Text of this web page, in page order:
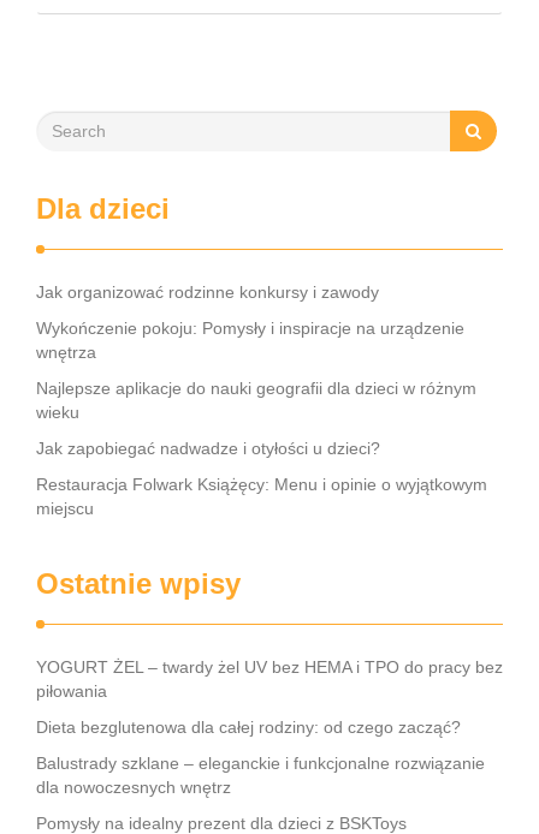
strefy, Loopy’s World zaspokaja różnorodne potrzeby dzieci,
Dla dzieci
Jak organizować rodzinne konkursy i zawody
Wykończenie pokoju: Pomysły i inspiracje na urządzenie
wnętrza
Najlepsze aplikacje do nauki geografii dla dzieci w różnym
wieku
Jak zapobiegać nadwadze i otyłości u dzieci?
Restauracja Folwark Książęcy: Menu i opinie o wyjątkowym
miejscu
Ostatnie wpisy
YOGURT ŻEL – twardy żel UV bez HEMA i TPO do pracy bez
piłowania
Dieta bezglutenowa dla całej rodziny: od czego zacząć?
Balustrady szklane – eleganckie i funkcjonalne rozwiązanie
dla nowoczesnych wnętrz
Pomysły na idealny prezent dla dzieci z BSKToys